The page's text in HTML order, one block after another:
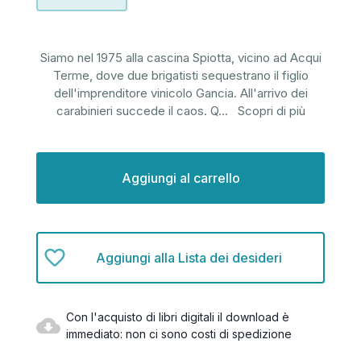
Siamo nel 1975 alla cascina Spiotta, vicino ad Acqui
Terme, dove due brigatisti sequestrano il figlio
dell'imprenditore vinicolo Gancia. All'arrivo dei
carabinieri succede il caos. Q... Scopri di più
Aggiungi alla Lista dei desideri
Con l'acquisto di libri digitali il download è
immediato: non ci sono costi di spedizione